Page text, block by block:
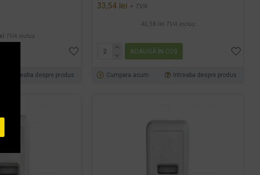
TVA inclus
Intreaba despre produs
33,54 lei + TVA
40,58 lei TVA inclus
ADAUGĂ ÎN COŞ
Cumpara acum Intreaba despre produs